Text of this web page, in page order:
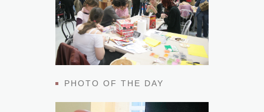
PHOTO OF THE DAY